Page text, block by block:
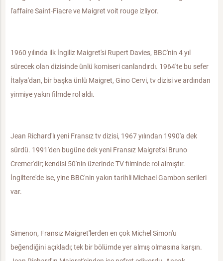
l'affaire Saint-Fiacre ve Maigret voit rouge izliyor.
1960 yılında ilk İngiliz Maigret'si Rupert Davies, BBC'nin 4 yıl
sürecek olan dizisinde ünlü komiseri canlandırdı. 1964'te bu sefer
İtalya'dan, bir başka ünlü Maigret, Gino Cervi, tv dizisi ve ardından
yirmiye yakın filmde rol aldı.
Jean Richard'lı yeni Fransız tv dizisi, 1967 yılından 1990'a dek
sürdü. 1991'den bugüne dek yeni Fransız Maigret'si Bruno
Cremer'dir; kendisi 50'nin üzerinde TV filminde rol almıştır.
İngiltere'de ise, yine BBC'nin yakın tarihli Michael Gambon serileri
var.
Simenon, Fransız Maigret'lerden en çok Michel Simon'u
beğendiğini açıkladı; tek bir bölümde yer almış olmasına karşın.